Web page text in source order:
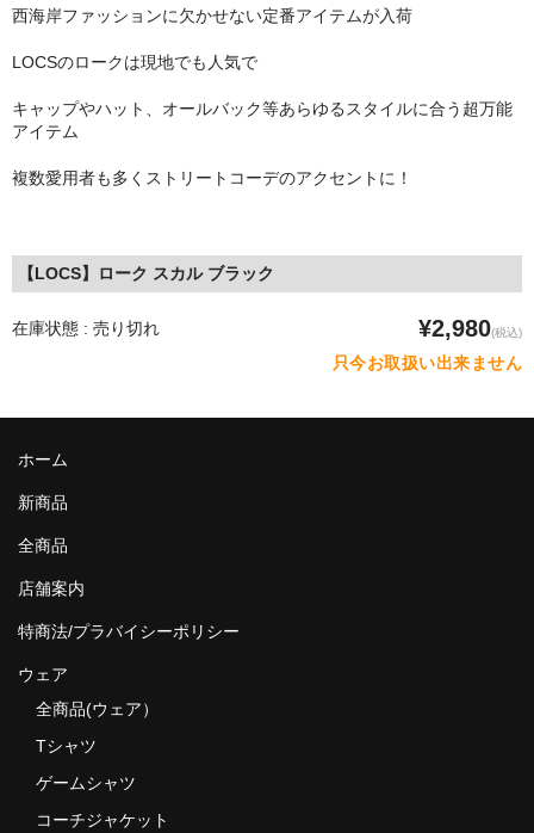
ホルモンクラブ
天ぷらまめすけ
C D / D V D
MixCD
DVD
グ ッ ズ
全商品（グッズ ）
雑誌
全商品
西海岸ファッションに欠かせない定番アイテムが入荷
LOCSのロークは現地でも人気で
キャップやハット、オールバック等あらゆるスタイルに合う超万能
アイテム
複数愛用者も多くストリートコーデのアクセントに！
【LOCS】ローク スカル ブラック
在庫状態 : 売り切れ ¥2,980(税込)
只今お取扱い出来ません
ホーム
新商品
全商品
店舗案内
特商法/プラバイシーポリシー
ウェア
全商品(ウェア）
Tシャツ
ゲームシャツ
コーチジャケット